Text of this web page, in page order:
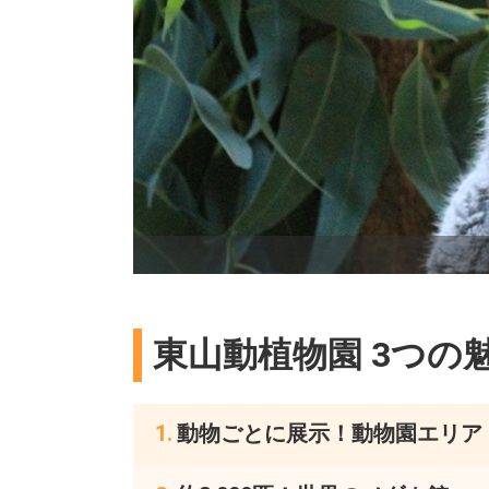
東山動植物園 3つの
動物ごとに展示！動物園エリア